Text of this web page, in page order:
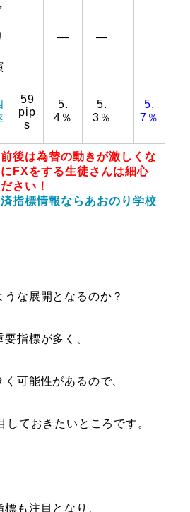
― ―
59
pip
s
5.
4％
5.
3％
5.
7％
後は為替の動きが激しくな
FXをする生徒さんは細心
さい！
指標情報ならあおのり学校
な展開となるのか？
指標が多く、
可能性があるので、
ておきたいところです。
も注目となり、